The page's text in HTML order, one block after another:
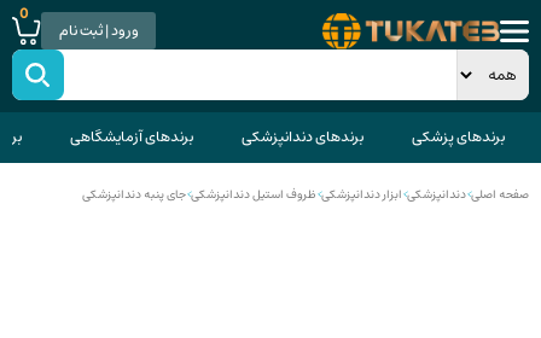
ورود | ثبت نام
0
برندهای پزشکی برندهای دندانپزشکی برندهای آزمایشگاهی
صفحه اصلی>دندانپزشکی>ابزار دندانپزشکی>ظروف استیل دندانپزشکی>جای پنبه دندانپزشکی